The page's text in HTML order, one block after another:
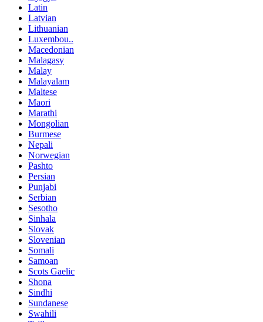
Latin
Latvian
Lithuanian
Luxembou..
Macedonian
Malagasy
Malay
Malayalam
Maltese
Maori
Marathi
Mongolian
Burmese
Nepali
Norwegian
Pashto
Persian
Punjabi
Serbian
Sesotho
Sinhala
Slovak
Slovenian
Somali
Samoan
Scots Gaelic
Shona
Sindhi
Sundanese
Swahili